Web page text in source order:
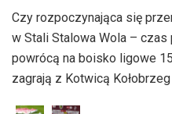
Czy rozpoczynająca się
w Stali Stalowa Wola – czas
powrócą na boisko ligowe
zagrają z Kotwicą Kołobrzeg